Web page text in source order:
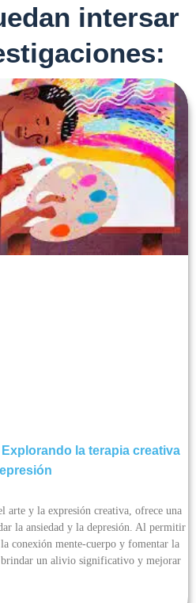
intersar
la terapia creativa
arte y la expresión creativa, ofrece una
la ansiedad y la depresión. Al permitir
conexión mente-cuerpo y fomentar la
brindar un alivio significativo y mejorar